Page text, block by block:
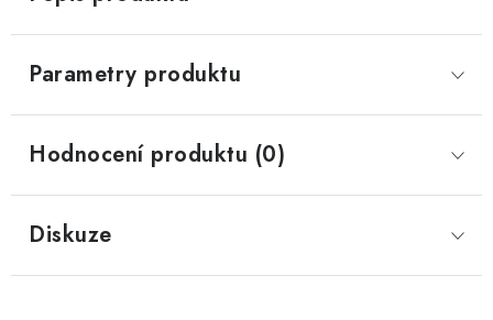
Parametry produktu
Hodnocení produktu (0)
Diskuze